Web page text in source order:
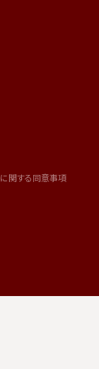
関する同意事項